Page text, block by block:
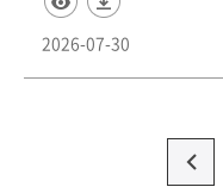
2026-07-30